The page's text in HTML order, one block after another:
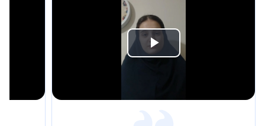
Play